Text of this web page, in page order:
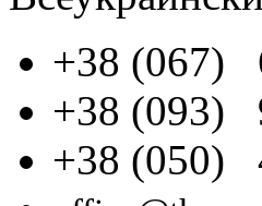
+38 (067)
+38 (093)
+38 (050)